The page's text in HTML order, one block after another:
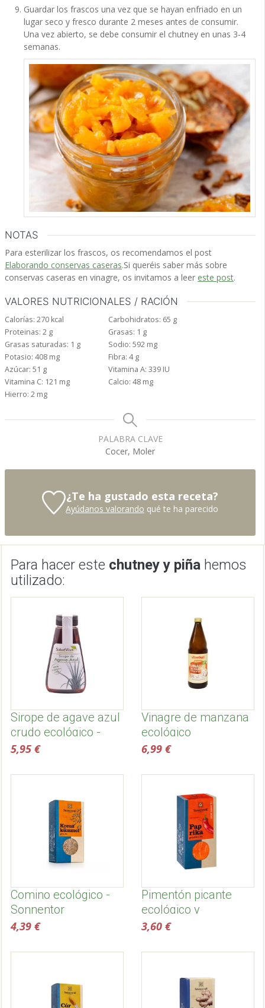
Guardar los frascos una vez que se hayan enfriado en un
lugar seco y fresco durante 2 meses antes de consumir.
Una vez abierto, se debe consumir el chutney en unas 3-4
semanas.
NOTAS
Para esterilizar los frascos, os recomendamos el post
Elaborando conservas caseras.Si queréis saber más sobre
conservas caseras en vinagre, os invitamos a leer este post.
VALORES NUTRICIONALES / RACIÓN
Calorías: 270 kcal Carbohidratos: 65 g
Proteinas: 2 g Grasas: 1 g
Grasas saturadas: 1 g Sodio: 592 mg
Potasio: 408 mg Fibra: 4 g
Azúcar: 51 g Vitamina A: 339 IU
Vitamina C: 121 mg Calcio: 48 mg
Hierro: 2 mg
PALABRA CLAVE
Cocer, Moler
¿Te ha gustado esta receta?
Ayúdanos valorando qué te ha parecido
Para hacer este chutney y piña hemos
utilizado:
Sirope de agave azul
crudo ecológico -
Salud Viva
5,95 €
Vinagre de manzana
ecológico
6,99 €
Comino ecológico -
Sonnentor
4,39 €
Pimentón picante
ecológico y
biodinámico -
3,60 €